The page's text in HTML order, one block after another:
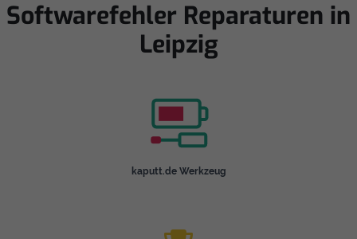
Selbst reparieren
Softwarefehler Reparaturen in
Leipzig
kaputt.de Werkzeug